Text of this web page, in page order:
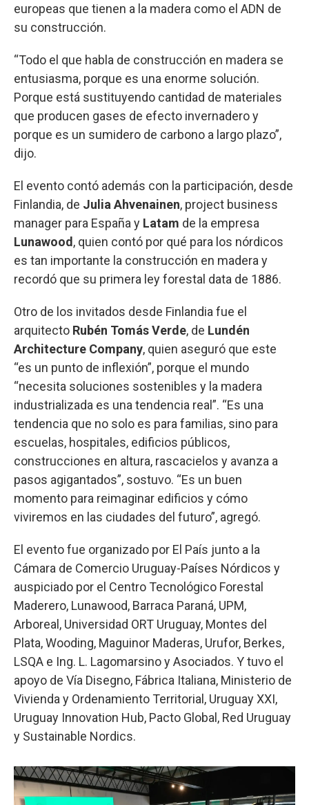
europeas que tienen a la madera como el ADN de
su construcción.
“Todo el que habla de construcción en madera se
entusiasma, porque es una enorme solución.
Porque está sustituyendo cantidad de materiales
que producen gases de efecto invernadero y
porque es un sumidero de carbono a largo plazo”,
dijo.
El evento contó además con la participación, desde
Finlandia, de Julia Ahvenainen, project business
manager para España y Latam de la empresa
Lunawood, quien contó por qué para los nórdicos
es tan importante la construcción en madera y
recordó que su primera ley forestal data de 1886.
Otro de los invitados desde Finlandia fue el
arquitecto Rubén Tomás Verde, de Lundén
Architecture Company, quien aseguró que este
“es un punto de inflexión”, porque el mundo
“necesita soluciones sostenibles y la madera
industrializada es una tendencia real”. “Es una
tendencia que no solo es para familias, sino para
escuelas, hospitales, edificios públicos,
construcciones en altura, rascacielos y avanza a
pasos agigantados”, sostuvo. “Es un buen
momento para reimaginar edificios y cómo
viviremos en las ciudades del futuro”, agregó.
El evento fue organizado por El País junto a la
Cámara de Comercio Uruguay-Países Nórdicos y
auspiciado por el Centro Tecnológico Forestal
Maderero, Lunawood, Barraca Paraná, UPM,
Arboreal, Universidad ORT Uruguay, Montes del
Plata, Wooding, Maguinor Maderas, Urufor, Berkes,
LSQA e Ing. L. Lagomarsino y Asociados. Y tuvo el
apoyo de Vía Disegno, Fábrica Italiana, Ministerio de
Vivienda y Ordenamiento Territorial, Uruguay XXI,
Uruguay Innovation Hub, Pacto Global, Red Uruguay
y Sustainable Nordics.